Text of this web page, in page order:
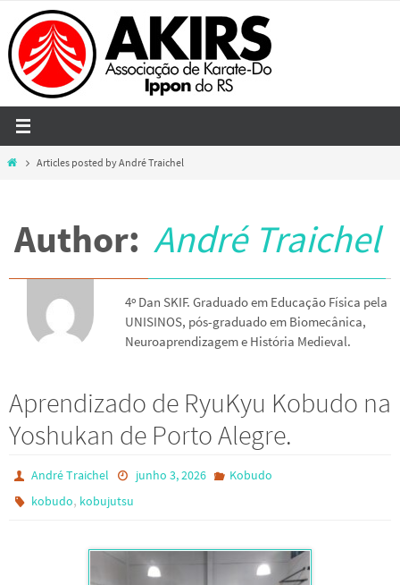
to
content
HomeArticles posted by André Traichel
Author: André Traichel
4º Dan SKIF. Graduado em Educação Física pela
UNISINOS, pós-graduado em Biomecânica,
Neuroaprendizagem e História Medieval.
Aprendizado de RyuKyu Kobudo na
Yoshukan de Porto Alegre.
André Traichel junho 3, 2026
Kobudo
kobudo, kobujutsu